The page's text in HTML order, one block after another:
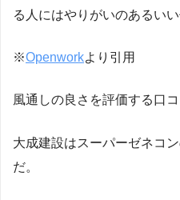
る人にはやりがいのあるい
※Openworkより引用
風通しの良さを評価する口コ
大成建設はスーパーゼネコ
だ。